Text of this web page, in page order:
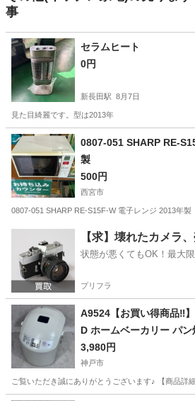
事
セラムヒート
0円
新長田駅 8月7日
見た目綺麗です。型は2013年
兵庫 神戸市
0807-051 SHARP RE-
製
500円
西宮市
0807-051 SHARP RE-S15F-W 電子レンジ 2013年
キッチン家電 現地
【求】壊れたカメラ
状態が悪くてもOK！最大
プリフラ
A9524【お買い得商品‼
D ホームベーカリー パ
3,980円
神戸市
ご覧いただき誠にありがとうございます♪ 【商品詳